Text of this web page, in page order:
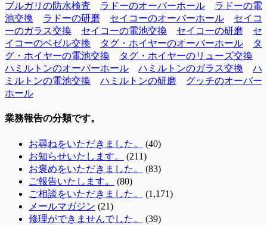
ブルガリの防水検査
ラドーのオーバーホール
ラドーの電
池交換
ラドーの研磨 セイコーのオーバーホール
セイコ
ーのガラス交換
セイコーの電池交換 セイコーの研磨
セ
イコーのベゼル交換
タグ・ホイヤーのオーバーホール
タ
グ・ホイヤーの電池交換
タグ・ホイヤーのリューズ交換
ハミルトンのオーバーホール
ハミルトンのガラス交換
ハ
ミルトンの電池交換
ハミルトンの研磨
グッチのオーバー
ホール
業務報告の分類です。
お尋ねをいただきました。
(40)
お知らせいたします。
(211)
お褒めをいただきました。
(83)
ご報告いたします。
(80)
ご相談をいただきました。
(1,171)
メールマガジン (21)
修理ができませんでした。
(39)